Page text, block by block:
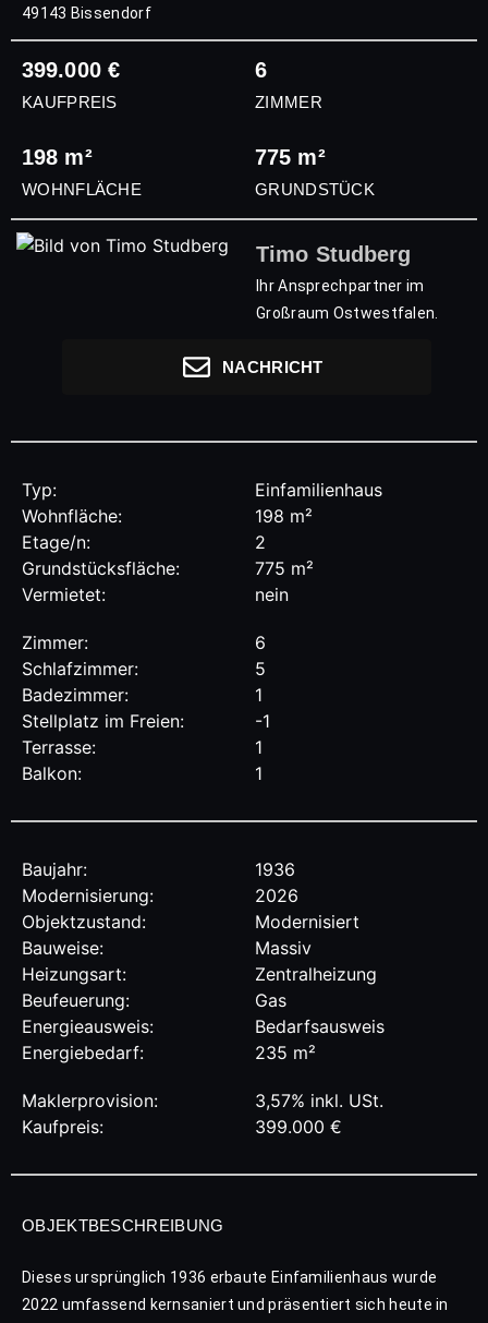
49143 Bissendorf
399.000 €
KAUFPREIS
6
ZIMMER
198 m²
WOHNFLÄCHE
775 m²
GRUNDSTÜCK
Timo Studberg
Ihr Ansprechpartner im
Großraum Ostwestfalen.
NACHRICHT
Typ:
Wohnfläche:
Etage/n:
Grundstücksfläche:
Vermietet:
Einfamilienhaus
198 m²
2
775 m²
nein
Zimmer:
Schlafzimmer:
Badezimmer:
Stellplatz im Freien:
Terrasse:
Balkon:
6
5
1
-1
1
1
Baujahr:
Modernisierung:
Objektzustand:
Bauweise:
Heizungsart:
Beufeuerung:
Energieausweis:
Energie­bedarf:
1936
2026
Modernisiert
Massiv
Zentralheizung
Gas
Bedarfsausweis
235 m²
Maklerprovision:
Kaufpreis:
3,57% inkl. USt.
399.000 €
OBJEKTBESCHREIBUNG
Dieses ursprünglich 1936 erbaute Einfamilienhaus wurde
2022 umfassend kernsaniert und präsentiert sich heute in